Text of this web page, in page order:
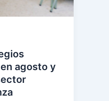
agosto y